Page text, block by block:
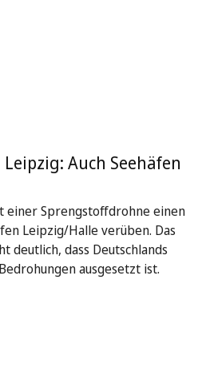
Auch Seehäfen
einer Sprengstoffdrohne einen
Leipzig/Halle verüben. Das
deutlich, dass Deutschlands
ausgesetzt ist.